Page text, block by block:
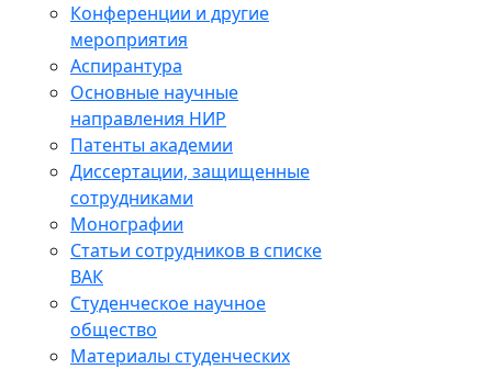
Конференции и другие
мероприятия
Аспирантура
Основные научные
направления НИР
Патенты академии
Диссертации, защищенные
сотрудниками
Монографии
Статьи сотрудников в списке
ВАК
Студенческое научное
общество
Материалы студенческих